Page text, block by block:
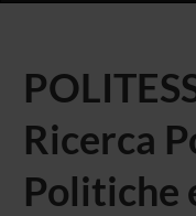
Ricerca
Politiche